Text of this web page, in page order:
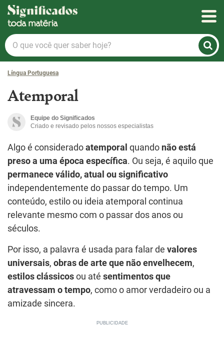
Significados
O
que
você
quer
hoje?
Língua Portuguesa
Atemporal
Equipe do Significados
Criado e revisado pelos nossos especialistas
Algo é considerado atemporal quando não está
preso a uma época específica. Ou seja, é aquilo que
permanece válido, atual ou significativo
independentemente do passar do tempo. Um
conteúdo, estilo ou ideia atemporal continua
relevante mesmo com o passar dos anos ou
séculos.
Por isso, a palavra é usada para falar de valores
universais, obras de arte que não envelhecem,
estilos clássicos ou até sentimentos que
atravessam o tempo, como o amor verdadeiro ou a
amizade sincera.